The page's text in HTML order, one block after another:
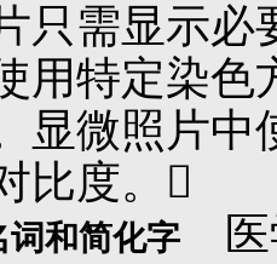
只需显示必
用特定染色
显微照片中
比度。
词和简化字
医